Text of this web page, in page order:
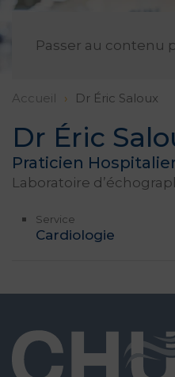
Passer au contenu
Accueil Dr Éric Saloux
Dr Éric
Praticien
Laboratoire
Service
Cardiologie